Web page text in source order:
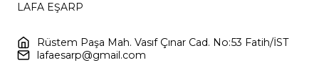
LAFA EŞARP
Rüstem Paşa Mah. Vasıf Çınar Cad. No:53 Fatih/İST
lafaesarp@gmail.com